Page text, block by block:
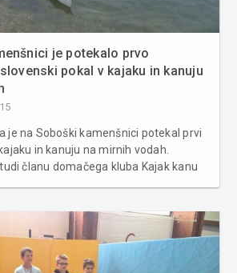
je potekalo prvo
pokal v kajaku in kanuju
je na Soboški kamenšnici potekal prvi
in kanuju na mirnih vodah.
članu domačega kluba Kajak kanu